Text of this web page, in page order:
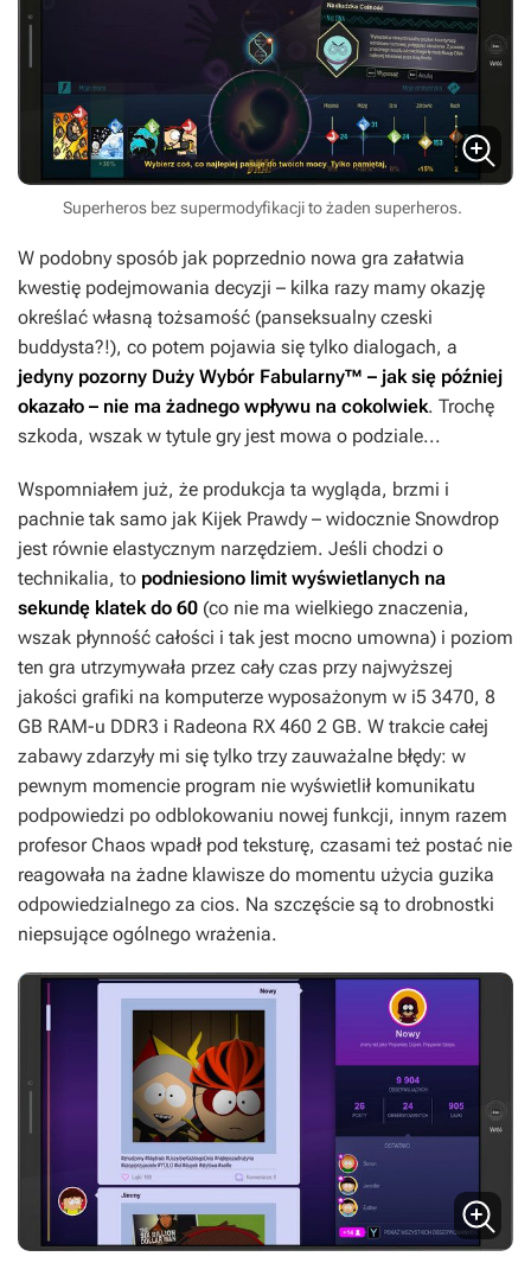
Superheros bez supermodyfikacji to żaden superheros.
W podobny sposób jak poprzednio nowa gra załatwia
kwestię podejmowania decyzji – kilka razy mamy okazję
określać własną tożsamość (panseksualny czeski
buddysta?!), co potem pojawia się tylko dialogach, a
jedyny pozorny Duży Wybór Fabularny™ – jak się później
okazało – nie ma żadnego wpływu na cokolwiek. Trochę
szkoda, wszak w tytule gry jest mowa o podziale...
Wspomniałem już, że produkcja ta wygląda, brzmi i
pachnie tak samo jak Kijek Prawdy – widocznie Snowdrop
jest równie elastycznym narzędziem. Jeśli chodzi o
technikalia, to podniesiono limit wyświetlanych na
sekundę klatek do 60 (co nie ma wielkiego znaczenia,
wszak płynność całości i tak jest mocno umowna) i poziom
ten gra utrzymywała przez cały czas przy najwyższej
jakości grafiki na komputerze wyposażonym w i5 3470, 8
GB RAM-u DDR3 i Radeona RX 460 2 GB. W trakcie całej
zabawy zdarzyły mi się tylko trzy zauważalne błędy: w
pewnym momencie program nie wyświetlił komunikatu
podpowiedzi po odblokowaniu nowej funkcji, innym razem
profesor Chaos wpadł pod teksturę, czasami też postać nie
reagowała na żadne klawisze do momentu użycia guzika
odpowiedzialnego za cios. Na szczęście są to drobnostki
niepsujące ogólnego wrażenia.